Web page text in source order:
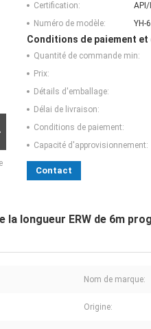
Certification:
API/
Numéro de modèle:
YH-6
Conditions de paiement et
Quantité de commande min:
Prix:
Détails d'emballage:
Délai de livraison:
Conditions de paiement:
Capacité d'approvisionnement:
Contact
la longueur ERW de 6m
Nom de marque:
Origine: